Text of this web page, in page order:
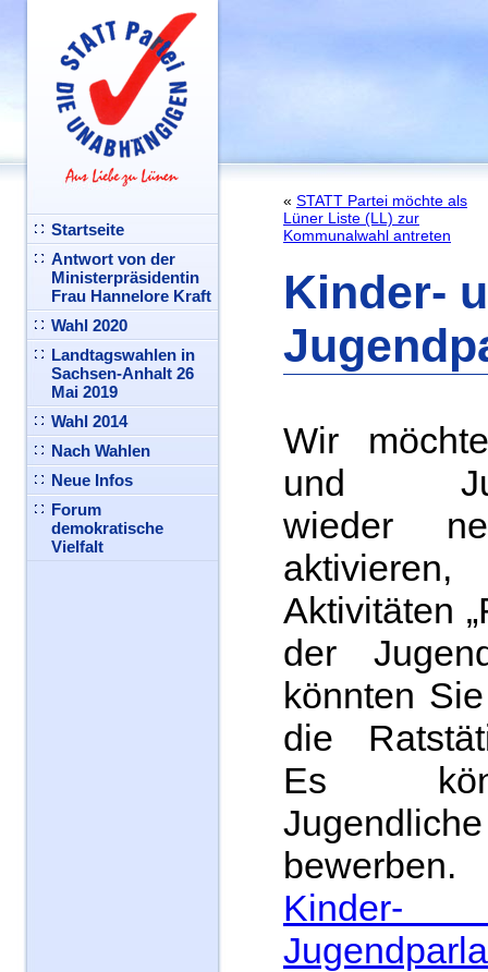
Startseite
Antwort von der
Ministerpräsidentin
Frau Hannelore Kraft
Wahl 2020
Landtagswahlen in
Sachsen-Anhalt 26
Mai 2019
Wahl 2014
Nach Wahlen
Neue Infos
Forum
demokratische
Vielfalt
« STATT Partei möchte als
Lüner Liste (LL) zur
Kommunalwahl antreten
Kinder-
Wir
und
wieder
Aktivitäten
der
könnten
die
Es